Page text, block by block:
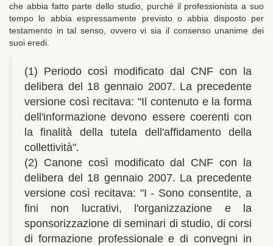
che abbia fatto parte dello studio, purché il professionista a suo
tempo lo abbia espressamente previsto o abbia disposto per
testamento in tal senso, ovvero vi sia il consenso unanime dei
suoi eredi.
(1) Periodo così modificato dal CNF con la
delibera del 18 gennaio 2007. La precedente
versione così recitava: "Il contenuto e la forma
dell'informazione devono essere coerenti con
la finalità della tutela dell'affidamento della
collettività".
(2) Canone così modificato dal CNF con la
delibera del 18 gennaio 2007. La precedente
versione così recitava: "I - Sono consentite, a
fini non lucrativi, l'organizzazione e la
sponsorizzazione di seminari di studio, di corsi
di formazione professionale e di convegni in